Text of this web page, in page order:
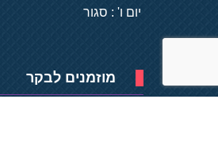
יום ו' : סגור
מוזמנים לבקר